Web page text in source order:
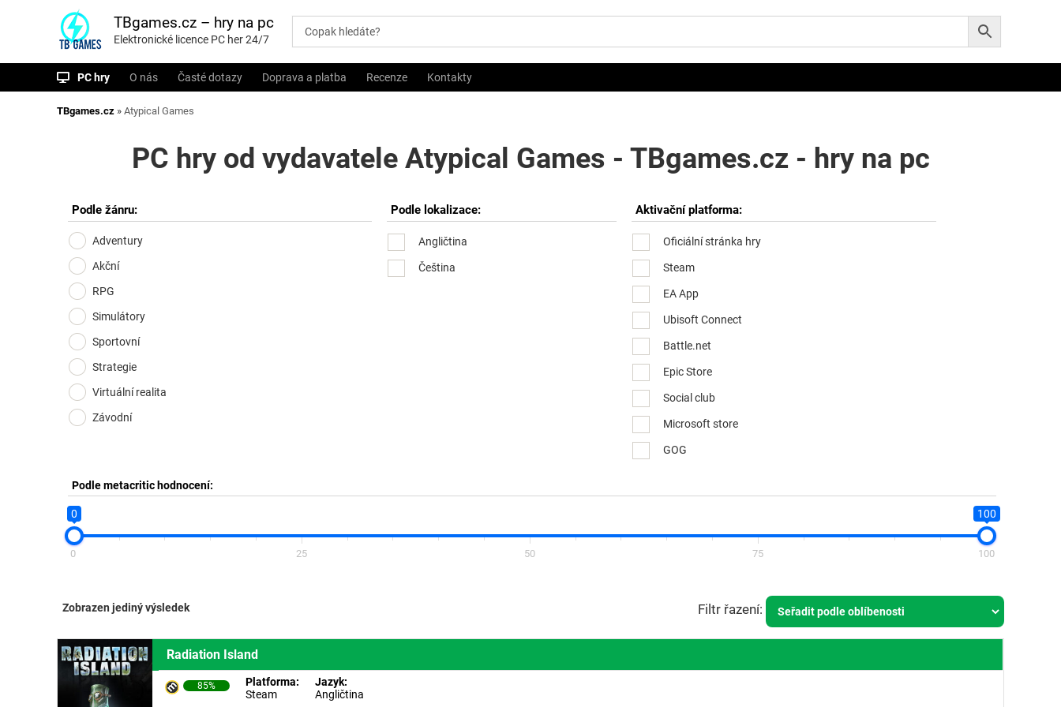
i
TBgames.cz – hry na pc
Elektronické licence PC her 24/7
PC hry O nás Časté dotazy Doprava a platba Recenze Kontakty
TBgames.cz » Atypical Games
PC hry od vydavatele Atypical Games - TBgames.cz - hry na pc
Podle žánru:
Adventury
Akční
RPG
Simulátory
Sportovní
Strategie
Virtuální realita
Závodní
Podle lokalizace:
Angličtina
Čeština
Aktivační platforma:
Oficiální stránka hry
Steam
EA App
Ubisoft Connect
Battle.net
Epic Store
Social club
Microsoft store
GOG
Podle metacritic hodnocení:
0 100
0 25 50 75 100
Zobrazen jediný výsledek
Radiation Island
85%
Platforma:
Steam
Jazyk:
Angličtina